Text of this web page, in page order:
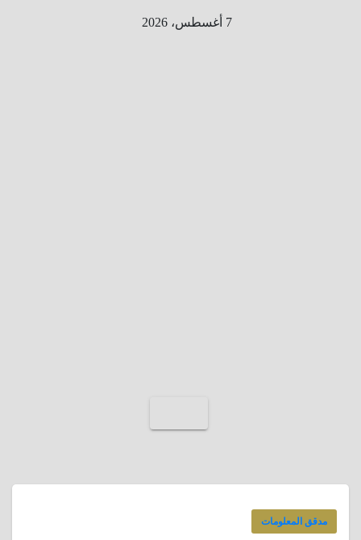
7 أغسطس، 2026
مدقق المعلومات